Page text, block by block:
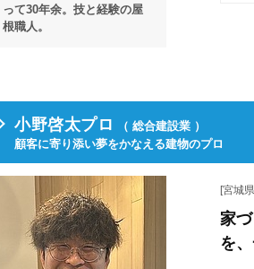
って30年余。技と経験の屋
根職人。
小野啓太プロ
（ 総合建設業 ）
顧客に寄り添い夢をかなえる建物のプロ
[宮城
家
を